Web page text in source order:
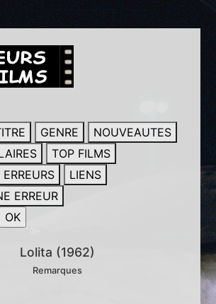
GENRE
NOUVEAUTES
TOP FILMS
LIENS
ERREUR
Lolita (1962)
Remarques